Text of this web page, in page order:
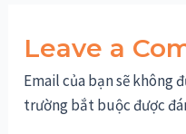
Leave a
Email của bạn sẽ không
trường bắt buộc được